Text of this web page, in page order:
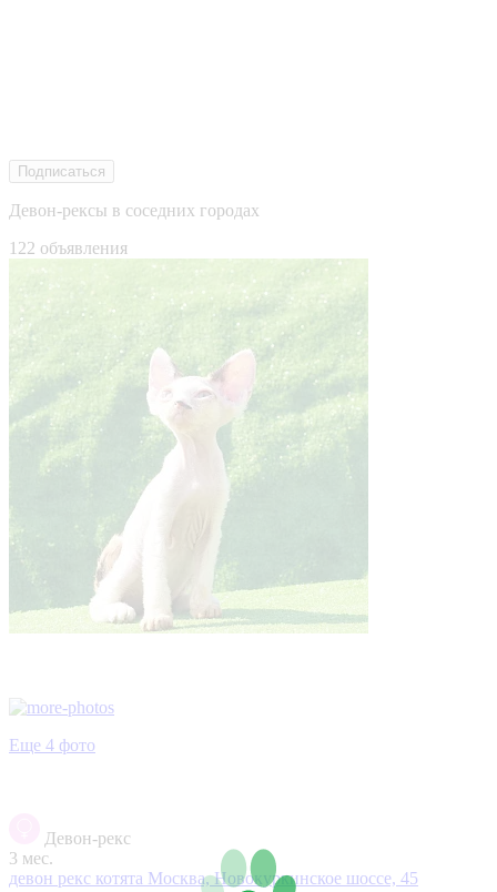
Подписаться
Девон-рексы в соседних городах
122 объявления
Еще 4 фото
Девон-рекс
3 мес.
девон рекс котята Москва, Новокуркинское шоссе, 45